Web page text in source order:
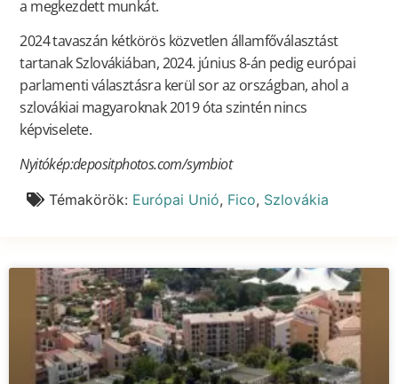
a megkezdett munkát.
2024 tavaszán kétkörös közvetlen államfőválasztást
tartanak Szlovákiában, 2024. június 8-án pedig európai
parlamenti választásra kerül sor az országban, ahol a
szlovákiai magyaroknak 2019 óta szintén nincs
képviselete.
Nyitókép:depositphotos.com/symbiot
Témakörök: Európai Unió, Fico, Szlovákia